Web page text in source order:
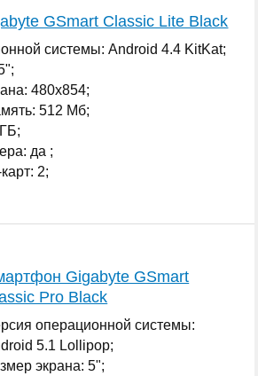
GSmart Classic Lite Black
системы: Android 4.4 KitKat;
480x854;
512 Мб;
да ;
2;
Gigabyte GSmart
Pro Black
операционной системы:
5.1 Lollipop;
экрана: 5";